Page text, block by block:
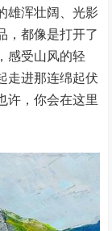
雄浑壮阔、光影
，都像是打开了
感受山风的轻
走进那连绵起伏
许，你会在这里